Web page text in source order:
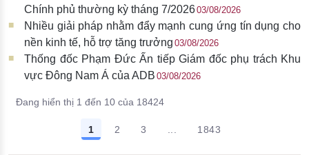
Chính phủ thường kỳ tháng 7/202603/08/2026
Nhiều giải pháp nhằm đẩy mạnh cung ứng tín dụng cho
nền kinh tế, hỗ trợ tăng trưởng 03/08/2026
Thống đốc Phạm Đức Ấn tiếp Giám đốc phụ trách Khu
vực Đông Nam Á của ADB 03/08/2026
Đang hiển thị 1 đến 10 của 18424
1 2 3 ... 1843